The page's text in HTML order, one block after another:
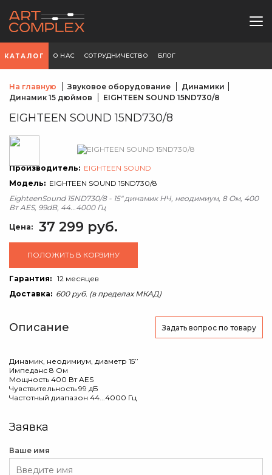
КАТАЛОГ О НАС СОТРУДНИЧЕСТВО БЛОГ
На главную Звуковое оборудование
Динамики
Динамик 15 дюймов
EIGHTEEN SOUND 15ND730/8
EIGHTEEN SOUND 15ND730/8
Производитель: EIGHTEEN SOUND
Модель: EIGHTEEN SOUND 15ND730/8
EighteenSound 15ND730/8 - 15" динамик НЧ, неодимиум, 8 Ом, 400
Вт AES, 99dB, 44...4000 Гц
Цена: 37 299 руб.
ПОЛОЖИТЬ В КОРЗИНУ
Гарантия: 12 месяцев
Доставка: 600 руб. (в пределах МКАД)
Описание Задать вопрос по товару
Динамик, неодимиум, диаметр 15’’
Импеданс 8 Ом
Мощность 400 Вт AES
Чувствительность 99 дБ
Частотный диапазон 44...4000 Гц
Заявка
Ваше имя